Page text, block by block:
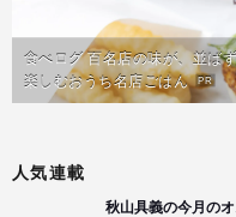
食べログ 百名店の味が、並ば
楽しむおうち名店ごはん PR
人気連載
秋山具義の今月の